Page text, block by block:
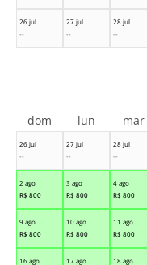
26 jul
--
27 jul
--
28 jul
--
26 jul
--
27 jul
--
28 jul
--
2 ago
R$ 800
3 ago
R$ 800
4 ago
R$ 800
9 ago
R$ 800
10 ago
R$ 800
11 ago
R$ 800
16 ago
17 ago
18 ago
dom lun mar